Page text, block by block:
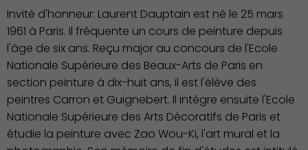
Invité d'honneur: Laurent Dauptain est né le 25 mars
1961 à Paris. Il fréquente un cours de peinture depuis
l'âge de six ans. Reçu major au concours de l'Ecole
Nationale Supérieure des Beaux-Arts de Paris en
section peinture à dix-huit ans, il est l'élève des
peintres Carron et Guignebert. Il intègre ensuite l'Ecole
Nationale Supérieure des Arts Décoratifs de Paris et
étudie la peinture avec Zao Wou-Ki, l'art mural et la